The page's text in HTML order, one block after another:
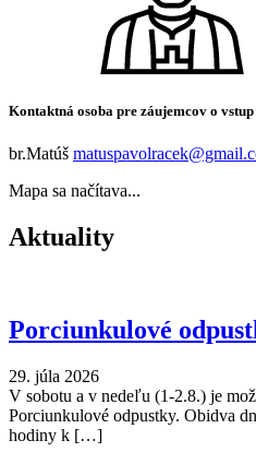
Kontaktná osoba pre záujemcov o
br.Matúš
Mapa sa načítava...
Aktuality
Porciunkulové
29. júla 2026
V sobotu a v nedeľu (1-2.8.) je
Porciunkulové odpustky. Obidva
hodiny k […]